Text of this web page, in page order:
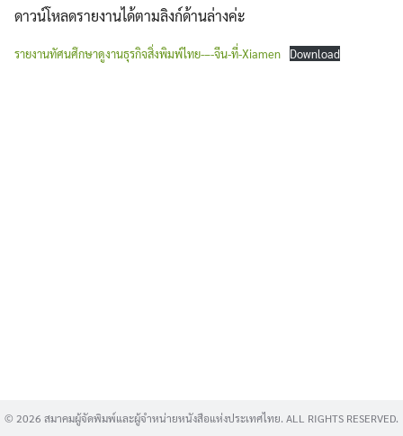
ดาวน์โหลดรายงานได้ตามลิงก์ด้านล่างค่ะ
รายงานทัศนศึกษาดูงานธุรกิจสิ่งพิมพ์ไทย-–-จีน-ที่-Xiamen Download
© 2026 สมาคมผู้จัดพิมพ์และผู้จำหน่ายหนังสือแห่งประเทศไทย. ALL RIGHTS RESERVED.